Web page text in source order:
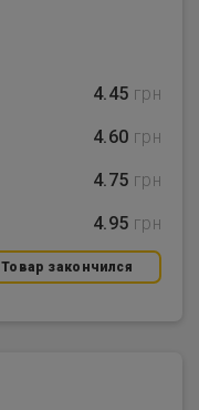
4.45 грн
4.60 грн
4.75 грн
4.95 грн
Товар закончился